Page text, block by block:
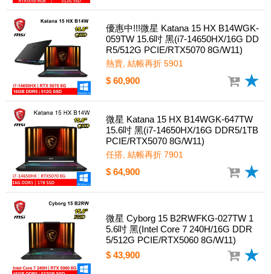
優惠中!!!微星 Katana 15 HX B14WGK-
059TW 15.6吋 黑(i7-14650HX/16G DD
R5/512G PCIE/RTX5070 8G/W11)
熱賣, 結帳再折 5901
$ 60,900
微星 Katana 15 HX B14WGK-647TW
15.6吋 黑(i7-14650HX/16G DDR5/1TB
PCIE/RTX5070 8G/W11)
任搭, 結帳再折 7901
$ 64,900
微星 Cyborg 15 B2RWFKG-027TW 1
5.6吋 黑(Intel Core 7 240H/16G DDR
5/512G PCIE/RTX5060 8G/W11)
$ 43,900